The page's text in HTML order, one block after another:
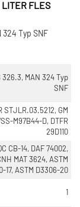
LITER FLES
Typ SNF
326.3, MAN 324 Typ
SNF
GM
M97B44-D, DTFR
29D110
CB-14, DAF 74002,
MAT 3624, ASTM
17, ASTM D3306-20
1